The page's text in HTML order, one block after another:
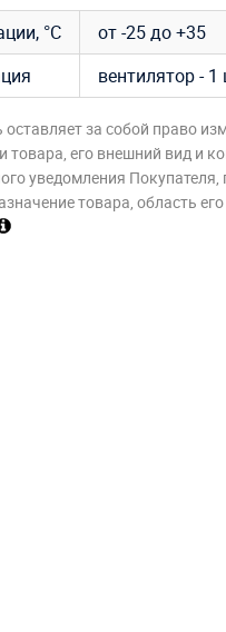
°C
от -25 до +35
вентилятор -
за собой право
товара, его внешний вид и
уведомления Покупателя,
товара, область